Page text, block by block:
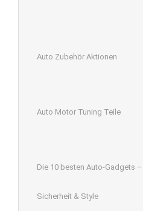
Auto Zubehör Aktionen
Auto Motor Tuning Teile
Die 10 besten Auto-Gadgets
Sicherheit & Style